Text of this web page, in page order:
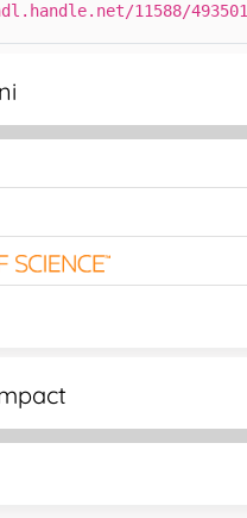
11588/493501